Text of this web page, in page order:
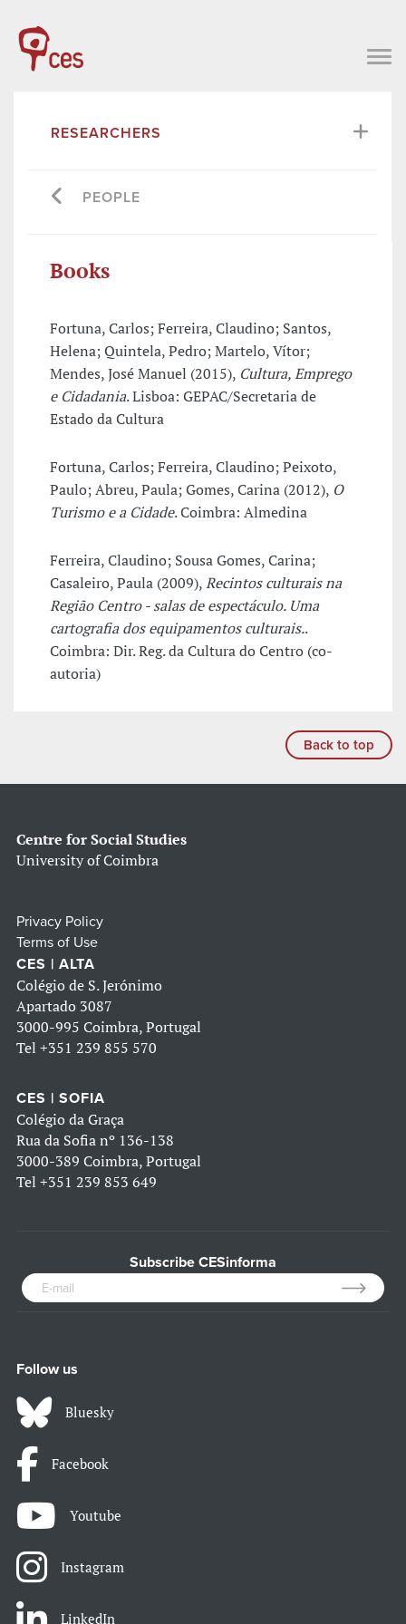
RESEARCHERS
PEOPLE
Books
Fortuna, Carlos; Ferreira, Claudino; Santos,
Helena; Quintela, Pedro; Martelo, Vítor;
Mendes, José Manuel (2015), Cultura, Emprego
e Cidadania. Lisboa: GEPAC/Secretaria de
Estado da Cultura
Fortuna, Carlos; Ferreira, Claudino; Peixoto,
Paulo; Abreu, Paula; Gomes, Carina (2012), O
Turismo e a Cidade. Coimbra: Almedina
Ferreira, Claudino; Sousa Gomes, Carina;
Casaleiro, Paula (2009),Recintos culturais na
Região Centro - salas de espectáculo. Uma
cartografia dos equipamentos culturais..
Coimbra: Dir. Reg. da Cultura do Centro (co-
autoria)
Back to top
Centre for Social Studies
University of Coimbra
Privacy Policy
Terms of Use
CES | ALTA
Colégio de S. Jerónimo
Apartado 3087
3000-995 Coimbra, Portugal
Tel +351 239 855 570
CES | SOFIA
Colégio da Graça
Rua da Sofia nº 136-138
3000-389 Coimbra, Portugal
Tel +351 239 853 649
Subscribe CESinforma
Follow us
Bluesky
Facebook
Youtube
Instagram
LinkedIn